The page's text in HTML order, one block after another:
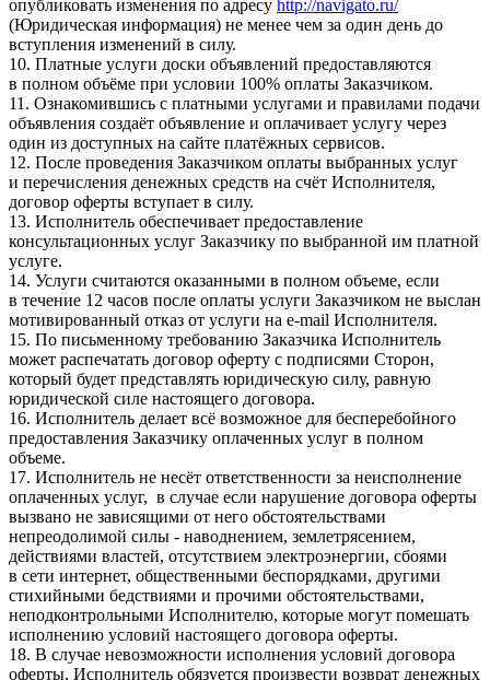
опубликовать изменения по адресу http://navigato.ru/
(Юридическая информация) не менее чем за один день до
вступления изменений в силу.
10. Платные услуги доски объявлений предоставляются
в полном объёме при условии 100% оплаты Заказчиком.
11. Ознакомившись с платными услугами и правилами подачи
объявления создаёт объявление и оплачивает услугу через
один из доступных на сайте платёжных сервисов.
12. После проведения Заказчиком оплаты выбранных услуг
и перечисления денежных средств на счёт Исполнителя,
договор оферты вступает в силу.
13. Исполнитель обеспечивает предоставление
консультационных услуг Заказчику по выбранной им платной
услуге.
14. Услуги считаются оказанными в полном объеме, если
в течение 12 часов после оплаты услуги Заказчиком не выслан
мотивированный отказ от услуги на e-mail Исполнителя.
15. По письменному требованию Заказчика Исполнитель
может распечатать договор оферту с подписями Сторон,
который будет представлять юридическую силу, равную
юридической силе настоящего договора.
16. Исполнитель делает всё возможное для бесперебойного
предоставления Заказчику оплаченных услуг в полном
объеме.
17. Исполнитель не несёт ответственности за неисполнение
оплаченных услуг, в случае если нарушение договора оферты
вызвано не зависящими от него обстоятельствами
непреодолимой силы - наводнением, землетрясением,
действиями властей, отсутствием электроэнергии, сбоями
в сети интернет, общественными беспорядками, другими
стихийными бедствиями и прочими обстоятельствами,
неподконтрольными Исполнителю, которые могут помешать
исполнению условий настоящего договора оферты.
18. В случае невозможности исполнения условий договора
оферты, Исполнитель обязуется произвести возврат денежных